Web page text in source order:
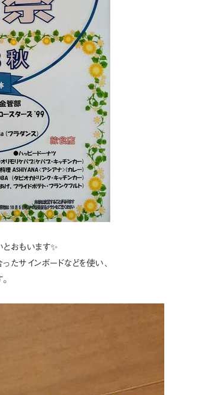
おもいます✨
たサインボードなどを使い、